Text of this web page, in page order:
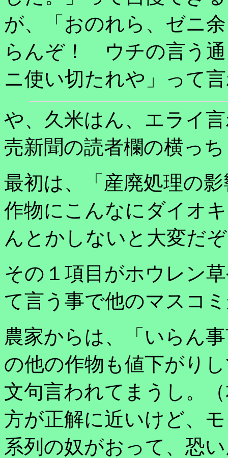
が、「おのれら、ゼニ
らんぞ！ ウチの言う
ニ使い切たれや」って
や、久米はん、エライ
売新聞の読者欄の横っ
最初は、「産廃処理の
作物にこんなにダイオ
んとかしないと大変だ
その１項目がホウレン
て言う事で他のマスコ
農家からは、「いらん
の他の作物も値下がり
文句言われてまうし。
方が正解に近いけど、
系列の奴がおって、恐